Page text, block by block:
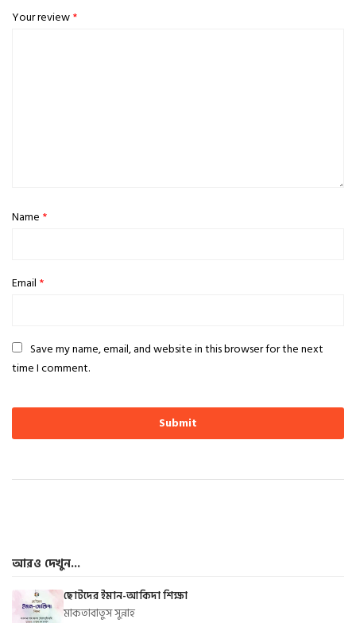
Your review*
Name *
Email *
Save my name, email, and website in this browser for the next
time I comment.
আরও দেখুন...
ছোটদের ইমান-আকিদা শিক্ষা
মাকতাবাতুস সুন্নাহ